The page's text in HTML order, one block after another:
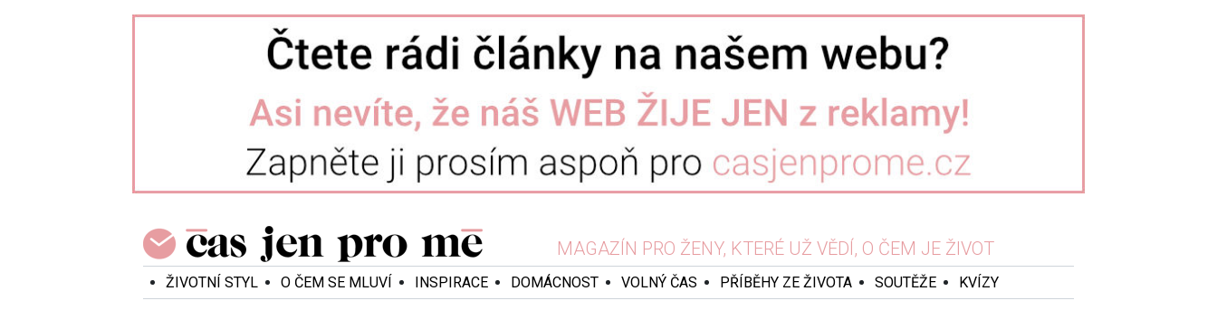
MAGAZÍN PRO ŽENY, KTERÉ UŽ VĚDÍ, O ČEM JE ŽIVOT
ŽIVOTNÍ STYL O ČEM SE MLUVÍ INSPIRACE DOMÁCNOST VOLNÝ ČAS PŘÍBĚHY ZE ŽIVOTA SOUTĚŽE KVÍZY